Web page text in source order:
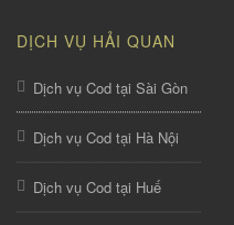
DỊCH VỤ HẢI QUAN
Dịch vụ Cod tại Sài Gòn
Dịch vụ Cod tại Hà Nội
Dịch vụ Cod tại Huế